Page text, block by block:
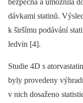
dávkami statinů.
k širšímu podávání
ledvin [4].
Studie 4D s
byly provedeny
v nich dosaženo